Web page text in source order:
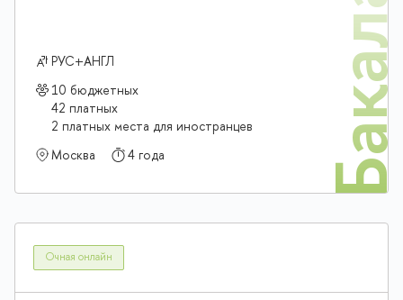
РУС+АНГЛ
10 бюджетных
42 платных
2 платных места для иностранцев
Москва
4 года
Очная онлайн